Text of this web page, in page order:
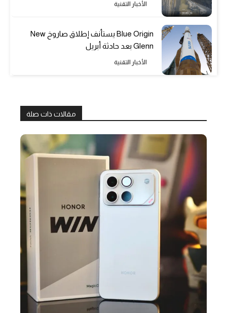
الأخبار التقنية
Blue Origin يستأنف إطلاق صاروخ New
Glenn بعد حادثة أبريل
الأخبار التقنية
مقالات ذات صلة